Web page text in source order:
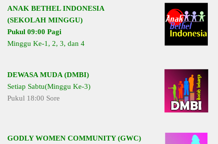
ANAK BETHEL INDONESIA
(SEKOLAH MINGGU)
Pukul 09:00 Pagi
Minggu Ke-1, 2, 3, dan 4
DEWASA MUDA (DMBI)
Setiap Sabtu(Minggu Ke-3)
Pukul 18:00 Sore
GODLY WOMEN COMMUNITY (GWC)